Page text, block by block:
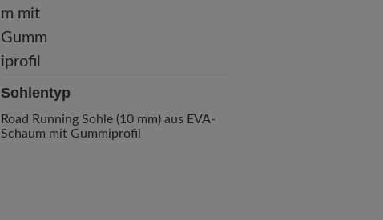
Sohlentyp
Road Running Sohle (10 mm) aus EVA-
Schaum mit Gummiprofil